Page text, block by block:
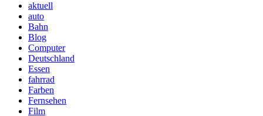
aktuell
auto
Bahn
Blog
Computer
Deutschland
Essen
fahrrad
Farben
Fernsehen
Film